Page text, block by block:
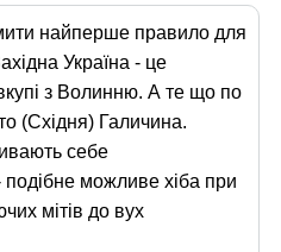
найперше правило для
Україна - це
з Волинню. А те що по
(Східня) Галичина.
себе
можливе хіба при
мітів до вух